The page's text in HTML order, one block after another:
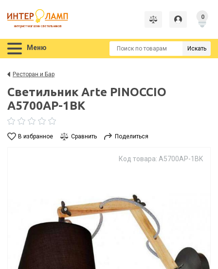
интернет-магазин светильников
0
Меню Искать
Ресторан и Бар
Светильник Arte PINOCCIO
A5700AP-1BK
В избранное Сравнить Поделиться
Код товара: A5700AP-1BK